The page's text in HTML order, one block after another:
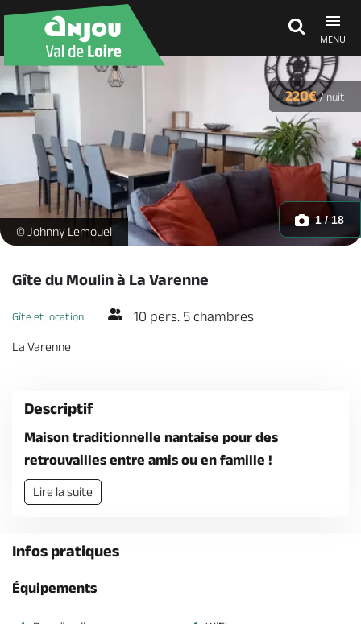
MENU
Découvrir
À voir, à faire
Agenda
Séjours, cadeaux
Brochures & Cartes
Gîte-Moulin-La-Varenne-séjour (1) -
© Johnny Lemouel
1 / 18
220€/nuit
Gîte du Moulin à La Varenne
Gîte et location 10 pers. 5 chambres
La Varenne
Descriptif
Maison traditionnelle nantaise pour des
retrouvailles entre amis ou en famille !
Lire la suite
Infos pratiques
Équipements